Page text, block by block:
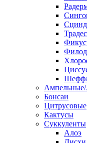
Бонсаи
Цитрусовые
Кактусы
Суккуленты
Алоэ